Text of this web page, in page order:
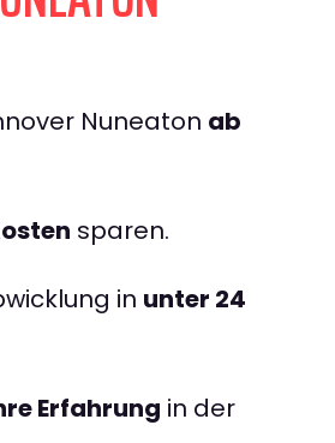
Nuneaton ab
sparen.
in unter 24
Erfahrung in der